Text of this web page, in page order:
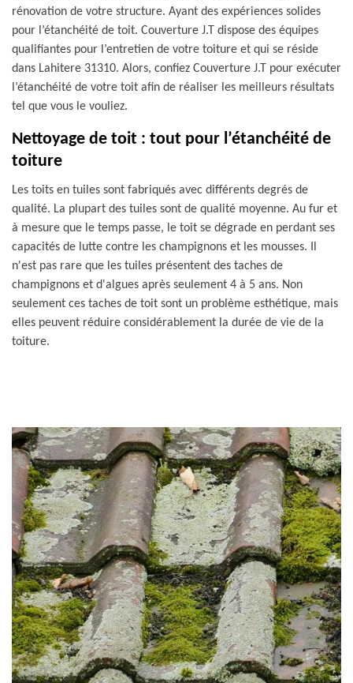
rénovation de votre structure. Ayant des expériences solides
pour l’étanchéité de toit. Couverture J.T dispose des équipes
qualifiantes pour l’entretien de votre toiture et qui se réside
dans Lahitere 31310. Alors, confiez Couverture J.T pour exécuter
l’étanchéité de votre toit afin de réaliser les meilleurs résultats
tel que vous le vouliez.
Nettoyage de toit : tout pour l’étanchéité de
toiture
Les toits en tuiles sont fabriqués avec différents degrés de
qualité. La plupart des tuiles sont de qualité moyenne. Au fur et
à mesure que le temps passe, le toit se dégrade en perdant ses
capacités de lutte contre les champignons et les mousses. Il
n'est pas rare que les tuiles présentent des taches de
champignons et d'algues après seulement 4 à 5 ans. Non
seulement ces taches de toit sont un problème esthétique, mais
elles peuvent réduire considérablement la durée de vie de la
toiture.